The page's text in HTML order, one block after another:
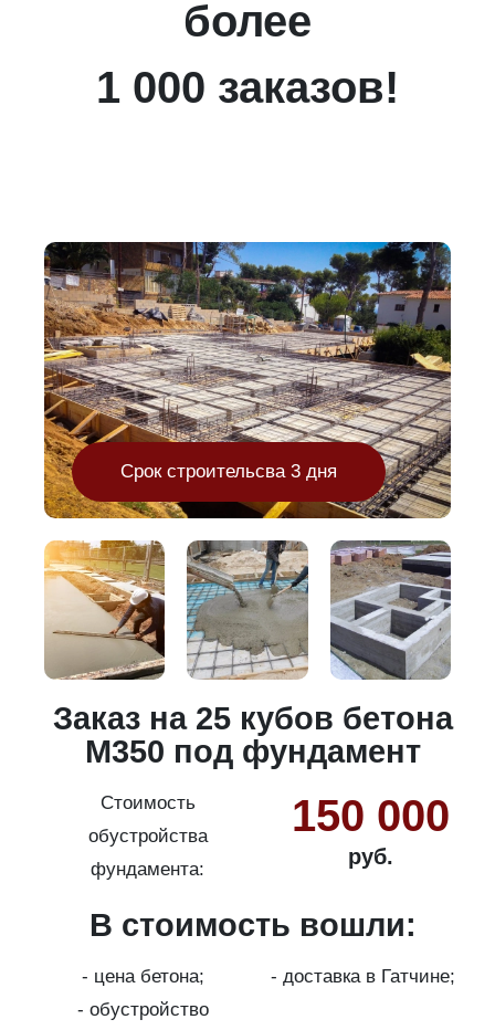
более
1 000 заказов!
Срок строительсва 3 дня
Заказ на 25 кубов бетона
М350 под фундамент
Стоимость
обустройства
фундамента:
150 000
руб.
В стоимость вошли:
- цена бетона;
- доставка в Гатчине;
- обустройство